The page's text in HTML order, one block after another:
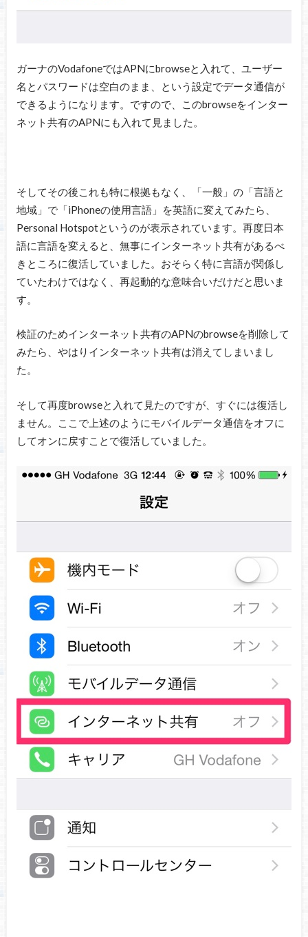
ガーナのVodafoneではAPNにbrowseと入れて、ユーザー
名とパスワードは空白のまま、という設定でデータ通信が
できるようになります。ですので、このbrowseをインター
ネット共有のAPNにも入れて見ました。
そしてその後これも特に根拠もなく、「一般」の「言語と
地域」で「iPhoneの使用言語」を英語に変えてみたら、
Personal Hotspotというのが表示されています。再度日本
語に言語を変えると、無事にインターネット共有があるべ
きところに復活していました。おそらく特に言語が関係し
ていたわけではなく、再起動的な意味合いだけだと思いま
す。
検証のためインターネット共有のAPNのbrowseを削除して
みたら、やはりインターネット共有は消えてしまいまし
た。
そして再度browseと入れて見たのですが、すぐには復活し
ません。ここで上述のようにモバイルデータ通信をオフに
してオンに戻すことで復活していました。